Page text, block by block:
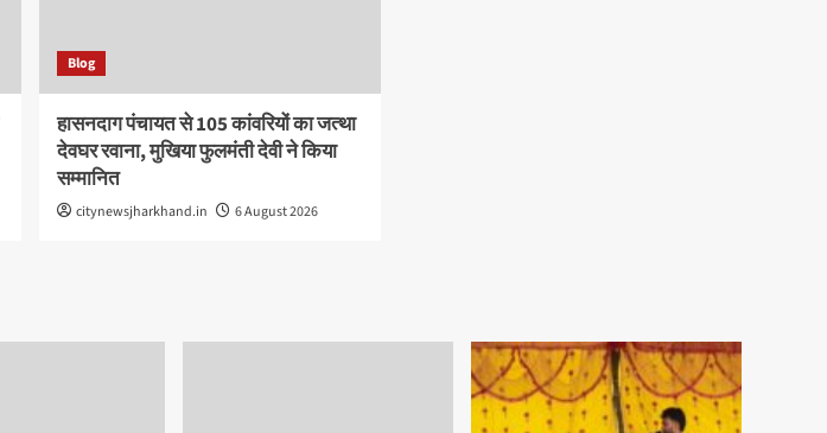
Blog
हासनदाग पंचायत से 105 कांवरियों का जत्था
देवघर रवाना, मुखिया फुलमंती देवी ने किया
सम्मानित
citynewsjharkhand.in 6 August 2026